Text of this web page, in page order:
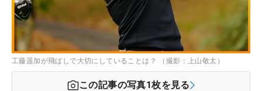
工藤遥加が飛ばしで大切にしていることは？ （撮影：上山敬太）
この記事の写真1枚を見る